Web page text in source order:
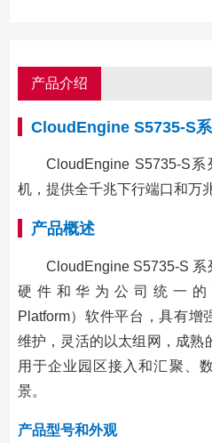
产品介绍
CloudEngine S5735-S
CloudEngine S5735-S
机，提供全千兆下行端口和万
产品概述
CloudEngine S5735-S
硬件和华为公司统一的
Platform）软件平台，具有增
维护，灵活的以太组网，成熟
用于企业园区接入和汇聚、
景。
产品型号和外观